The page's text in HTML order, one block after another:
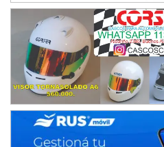
IAME SERIES ARGENTINA 6
Ramiro Tot (Asfalto)
Baradero (Buenos Aires)
KDO - F6
Ciudad de Trenque Lauquen (Asfalto)
Trenque Lauquen (Buenos Aires)
ENTRERRIANO - F6 (POSTERGADA)
Parque de la Velocidad (Asfalto)